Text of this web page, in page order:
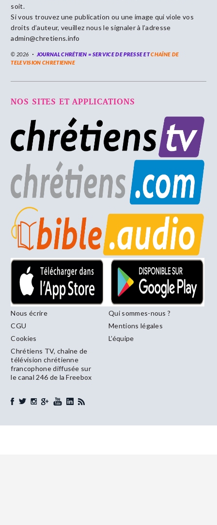
soit.
Si vous trouvez une publication ou une image qui viole vos
droits d’auteur, veuillez nous le signaler à l’adresse
admin@chretiens.info
© 2026 JOURNAL CHRÉTIEN = SERVICE DE PRESSE ETCHAÎNE DE
TELEVISION CHRETIENNE
NOS SITES ET APPLICATIONS
Nous écrire
Qui sommes-nous ?
CGU
Mentions légales
Cookies
L’équipe
Chrétiens TV, chaîne de
télévision chrétienne
francophone diffusée sur
le canal 246 de la Freebox